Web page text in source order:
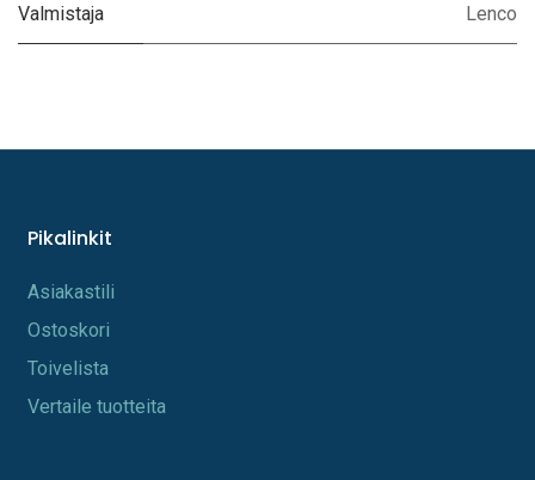
Valmistaja Lenco
Pikalinkit
A​s​iakastili
Os​toskori
Toi​velista
Vertaile tuotteita